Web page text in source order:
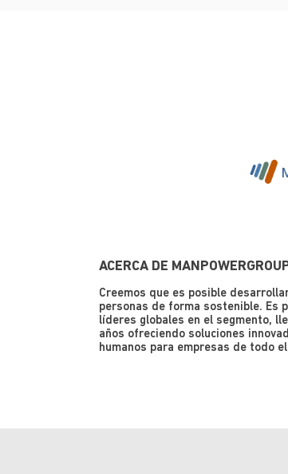
ACERCA DE
Creemos que es posible
personas de forma sostenible. Es
líderes globales en el segmento,
años ofreciendo soluciones
humanos para empresas de todo